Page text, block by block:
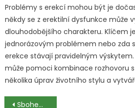
Problémy s erekcí mohou být je
někdy se z erektilní dysfunkce může
dlouhodobějšího charakteru. Klíčem
jednorázovým problémem nebo zda
erekce stávají pravidelným
může pomoci kombinace rozhovoru
několika úprav životního stylu a
Sbohem kabáte, já chci pelerínu